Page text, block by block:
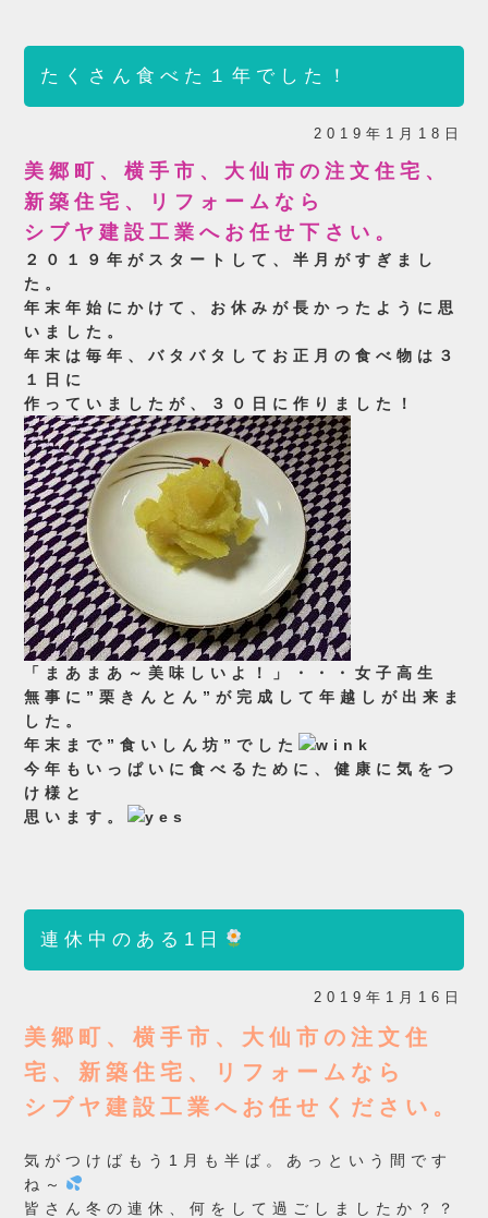
たくさん食べた１年でした！
2019年1月18日
美郷町、横手市、大仙市の注文住宅、
新築住宅、リフォームなら
シブヤ建設工業へお任せ下さい。
２０１９年がスタートして、半月がすぎまし
た。
年末年始にかけて、お休みが長かったように思
いました。
年末は毎年、バタバタしてお正月の食べ物は３
１日に
作っていましたが、３０日に作りました！
「まあまあ～美味しいよ！」・・・女子高生
無事に”栗きんとん ”が完成して年越しが出来ま
した 。
年末まで”食いしん坊”でした
今年もいっぱいに食べるために、健康に気をつ
け様と
思います。
連休中のある1日
2019年1月16日
美郷町、横手市、大仙市の注文住
宅、新築住宅、リフォームなら
シブヤ建設工業へお任せください。
気がつけばもう1月も半ば。あっという間です
ね～
皆さん冬の連休、何をして過ごしましたか？？